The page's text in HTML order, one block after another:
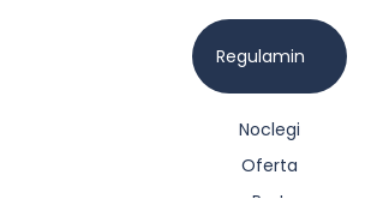
Regulamin
Noclegi
Oferta